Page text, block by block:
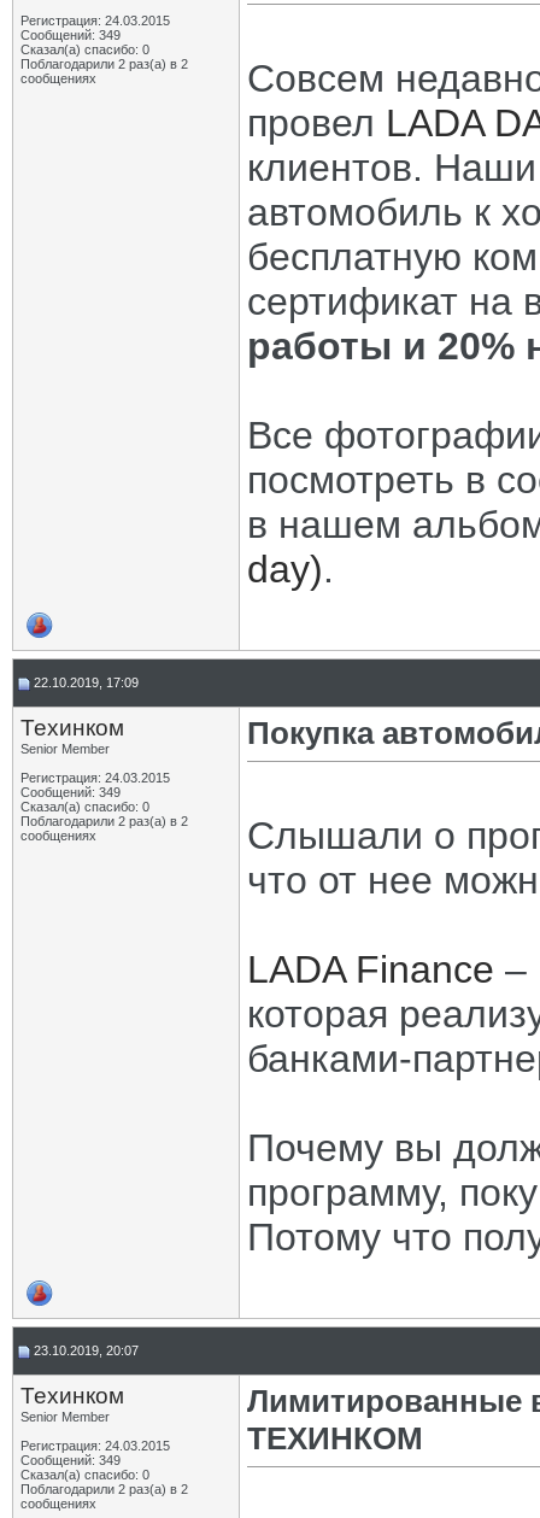
Регистрация: 24.03.2015
Сообщений: 349
Сказал(а) спасибо: 0
Поблагодарили 2 раз(а) в 2
сообщениях
Совсем
провел LADA
клиентов. Наши
автомобиль к
бесплатную
сертификат на
работы и 20%
Все
посмотреть в
в нашем
day).
22.10.2019, 17:09
Техинком
Senior Member
Регистрация: 24.03.2015
Сообщений: 349
Сказал(а) спасибо: 0
Поблагодарили 2 раз(а) в 2
сообщениях
Покупка
Слышали о
что от нее
LADA Finance –
которая
банками-
Почему вы
программу,
Потому что
23.10.2019, 20:07
Техинком
Senior Member
Регистрация: 24.03.2015
Сообщений: 349
Сказал(а) спасибо: 0
Поблагодарили 2 раз(а) в 2
сообщениях
Лимитированные
ТЕХИНКОМ